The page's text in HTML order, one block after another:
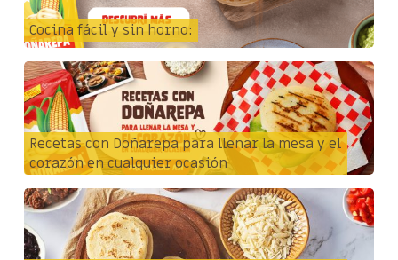
Cocina fácil y sin horno:
Recetas con Doñarepa para llenar la mesa y el
corazón en cualquier ocasión